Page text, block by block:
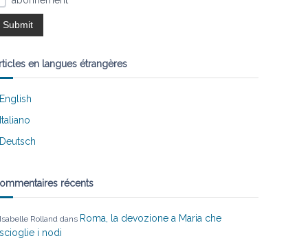
en langues étrangères
English
Italiano
Deutsch
récents
Isabelle Rolland dans Roma, la devozione a Maria che
scioglie i nodi